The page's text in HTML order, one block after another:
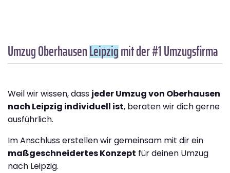
Umzug OberhausenLeipzigmit der #1 Umzugsfirma
Weil wir wissen, dass jeder Umzug von Oberhausen
nach Leipzig individuell ist, beraten wir dich gerne
ausführlich.
Im Anschluss erstellen wir gemeinsam mit dir ein
maßgeschneidertes Konzept für deinen Umzug
nach Leipzig.